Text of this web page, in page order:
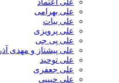
علی اعتماد
علی بهرامی
علی بیات
علی پرویزی
علی پی جی
علی پیشتاز و مهدی آذر
علی توحید
علی جعفری
علی حبیبی